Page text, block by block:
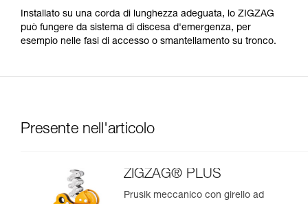
Installato su una corda di lunghezza adeguata, lo ZIGZAG
può fungere da sistema di discesa d'emergenza, per
esempio nelle fasi di accesso o smantellamento su tronco.
Presente nell'articolo
ZIGZAG® PLUS
Prusik meccanico con girello ad